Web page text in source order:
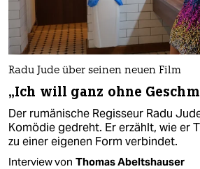
Radu Jude über seinen neuen Film
„Ich will ganz ohne
Der rumänische Regisseur Radu
Komödie gedreht. Er erzählt, wie er
zu einer eigenen Form verbindet.
Interview von Thomas Abeltshauser